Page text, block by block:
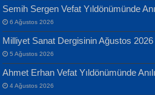
ATİLLA ÖZEN
Sultan Olmadan Önce Eyüp...
Banu Sancak
Defterimden İçeri...
Semih Sergen Vefat Yıldönümünde
6 Ağustos 2026
Milliyet Sanat Dergisinin Ağustos 2026
5 Ağustos 2026
Ahmet Erhan Vefat Yıldönümünde
4 Ağustos 2026